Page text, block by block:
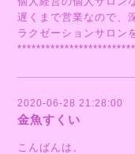
遅くまで営業なので、
ラクゼーションサロン
2020-06-28 21:28:00
金魚すくい
こんばんは。